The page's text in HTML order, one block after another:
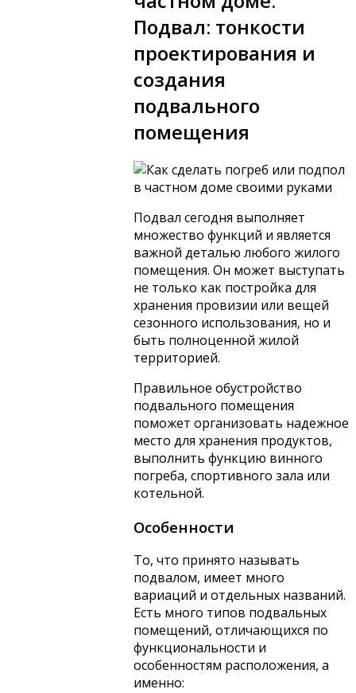
Подвал: тонкости
проектирования и
создания
подвального
помещения
Подвал сегодня выполняет
множество функций и является
важной деталью любого жилого
помещения. Он может выступать
не только как постройка для
хранения провизии или вещей
сезонного использования, но и
быть полноценной жилой
территорией.
Правильное обустройство
подвального помещения
поможет организовать надежное
место для хранения продуктов,
выполнить функцию винного
погреба, спортивного зала или
котельной.
Особенности
То, что принято называть
подвалом, имеет много
вариаций и отдельных названий.
Есть много типов подвальных
помещений, отличающихся по
функциональности и
особенностям расположения, а
именно: